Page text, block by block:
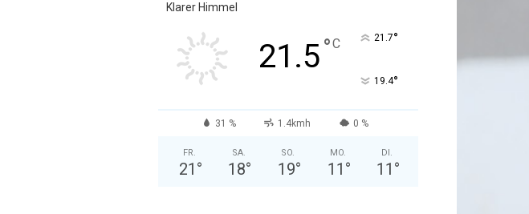
Klarer Himmel
21.5°C 21.7°
19.4°
31 % 1.4kmh 0 %
FR.
21 °
SA.
18°
SO.
19°
MO.
11 °
DI.
11 °